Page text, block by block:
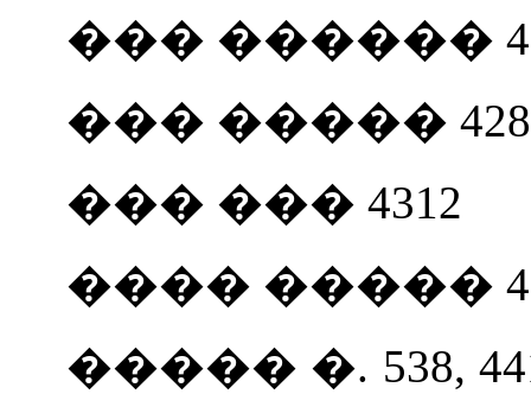
��� ������
��� ����� 428
��� ��� 4312
���� �����
����� �. 538, 441,